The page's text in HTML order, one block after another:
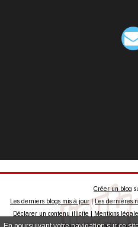
Créer un blog
Les derniers blogs mis à jour |Les dernières
Déclarer un contenu illicite
Mentions